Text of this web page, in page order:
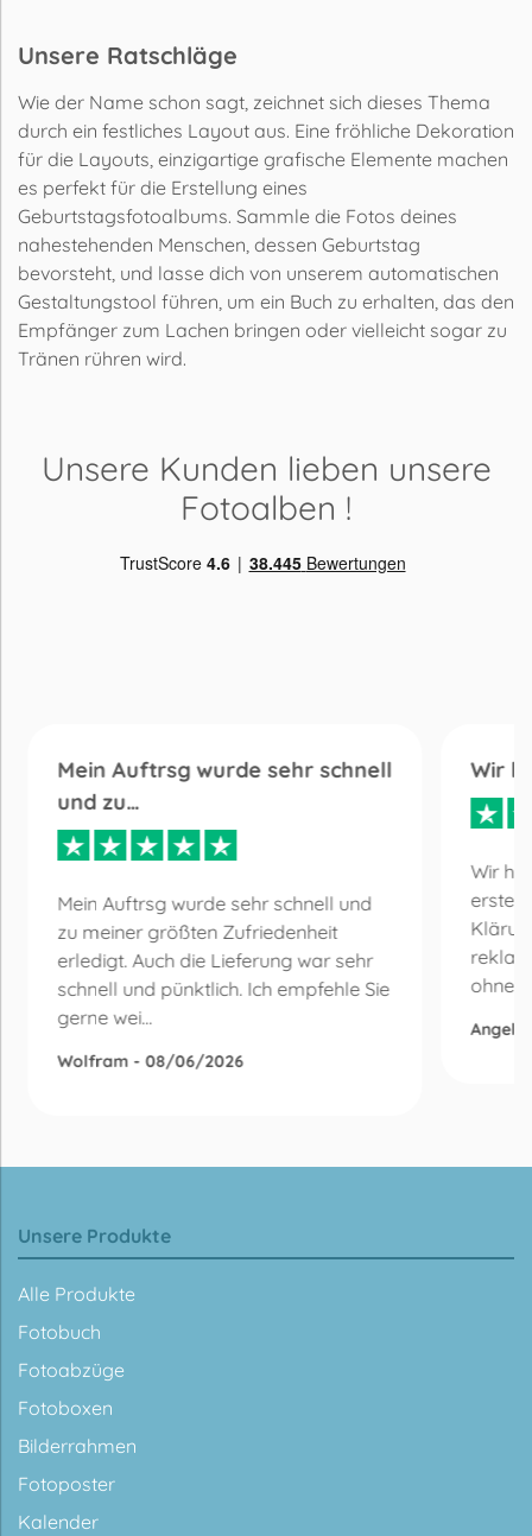
Unsere Ratschläge
Wie der Name schon sagt, zeichnet sich dieses Thema
durch ein festliches Layout aus. Eine fröhliche Dekoration
für die Layouts, einzigartige grafische Elemente machen
es perfekt für die Erstellung eines
Geburtstagsfotoalbums. Sammle die Fotos deines
nahestehenden Menschen, dessen Geburtstag
bevorsteht, und lasse dich von unserem automatischen
Gestaltungstool führen, um ein Buch zu erhalten, das den
Empfänger zum Lachen bringen oder vielleicht sogar zu
Tränen rühren wird.
Unsere Kunden lieben unsere
Fotoalben !
Mein Auftrsg wurde sehr schnell
und zu…
Mein Auftrsg wurde sehr schnell und
zu meiner größten Zufriedenheit
erledigt. Auch die Lieferung war sehr
schnell und pünktlich. Ich empfehle Sie
gerne wei...
Wolfram - 08/06/2026
Wir
Wir
erste
ohne
Unsere Produkte
Alle Produkte
Fotobuch
Fotoabzüge
Fotoboxen
Bilderrahmen
Fotoposter
Kalender